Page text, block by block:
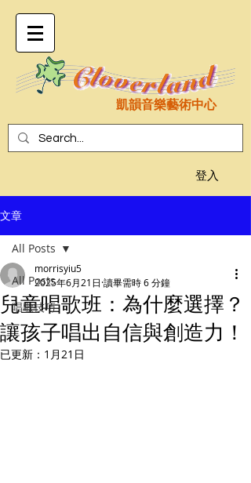
凱韻音樂藝術中心
登入
文章
All Posts
唱歌技巧
All Posts
兒童唱歌班：為什麼選擇？
讓孩子唱出自信與創造力！
morrisyiu5
2025年6月21日 讀畢需時 6 分鐘
已更新： 1月21日